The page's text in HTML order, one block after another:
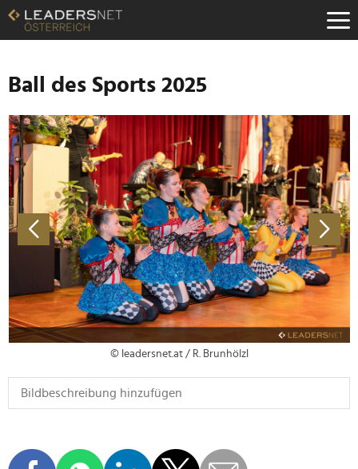
Zum
Inhalt
Zur
Navigation
Zur
Hauptnavigation
Ball des Sports 2025
© leadersnet.at / R. Brunhölzl